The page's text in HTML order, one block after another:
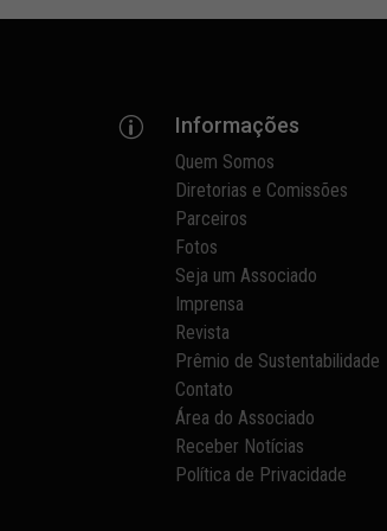
p Informações
Quem Somos
Diretorias e Comissões
Parceiros
Fotos
Seja um Associado
Imprensa
Revista
Prêmio de Sustentabilidade
Contato
Área do Associado
Receber Notícias
Política de Privacidade